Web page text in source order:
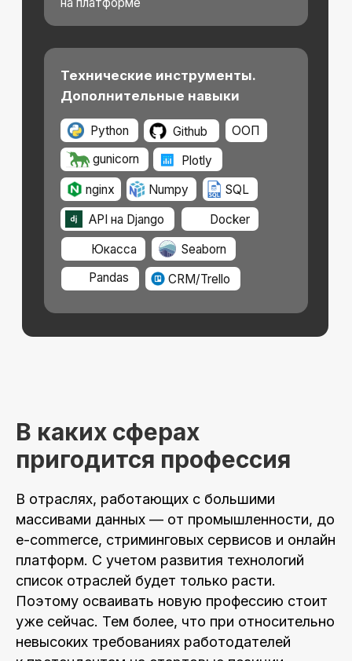
В каких сферах
пригодится профессия
В отраслях, работающих с большими
массивами данных — от промышленности, до
e-commerce, стриминговых сервисов и онлайн
платформ. С учетом развития технологий
список отраслей будет только расти.
Поэтому осваивать новую профессию стоит
уже сейчас. Тем более, что при относительно
невысоких требованиях работодателей
Попробовать 48 часов бесплатно
Хотите понять,
подходит ли вам
данная
профессия?